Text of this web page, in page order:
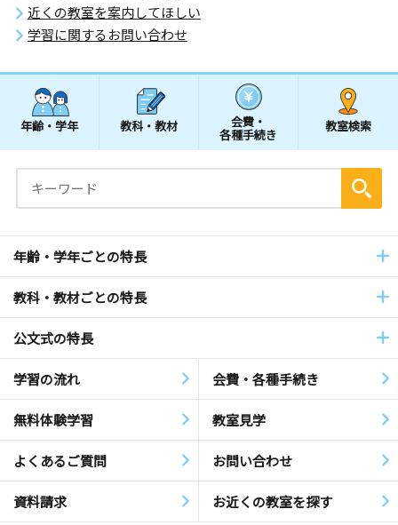
近くの教室を案内してほしい
学習に関するお問い合わせ
年齢・学年 教科・教材 会費・
各種手続き
教室検索
年齢・学年ごとの特長
教科・教材ごとの特長
公文式の特長
学習の流れ 会費・各種手続き
無料体験学習 教室見学
よくあるご質問 お問い合わせ
資料請求 お近くの教室を探す